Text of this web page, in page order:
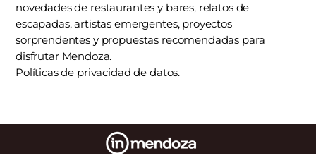
novedades de restaurantes y bares, relatos de
escapadas, artistas emergentes, proyectos
sorprendentes y propuestas recomendadas para
disfrutar Mendoza.
Políticas de privacidad de datos.